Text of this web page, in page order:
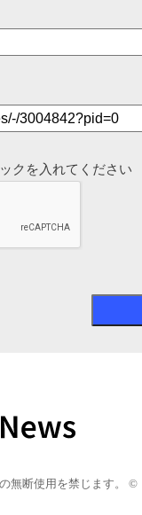
クを入れてください
無断使用を禁じます。 ©